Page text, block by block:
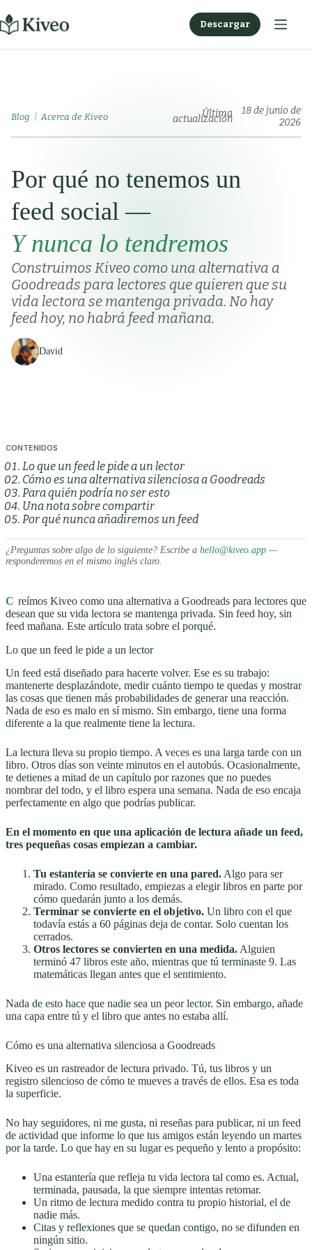
al
contenido
Descargar
Blog Acerca de Kiveo Última
actualización
18 de junio de
2026
Por qué no tenemos un
feed social —
Y nunca lo tendremos
Construimos Kiveo como una alternativa a
Goodreads para lectores que quieren que su
vida lectora se mantenga privada. No hay
feed hoy, no habrá feed mañana.
David
CONTENIDOS
Lo que un feed le pide a un lector
Cómo es una alternativa silenciosa a Goodreads
Para quién podría no ser esto
Una nota sobre compartir
Por qué nunca añadiremos un feed
¿Preguntas sobre algo de lo siguiente? Escribe a hello@kiveo.app —
responderemos en el mismo inglés claro.
C reímos Kiveo como una alternativa a Goodreads para lectores que
desean que su vida lectora se mantenga privada. Sin feed hoy, sin
feed mañana. Este artículo trata sobre el porqué.
Lo que un feed le pide a un lector
Un feed está diseñado para hacerte volver. Ese es su trabajo:
mantenerte desplazándote, medir cuánto tiempo te quedas y mostrar
las cosas que tienen más probabilidades de generar una reacción.
Nada de eso es malo en sí mismo. Sin embargo, tiene una forma
diferente a la que realmente tiene la lectura.
La lectura lleva su propio tiempo. A veces es una larga tarde con un
libro. Otros días son veinte minutos en el autobús. Ocasionalmente,
te detienes a mitad de un capítulo por razones que no puedes
nombrar del todo, y el libro espera una semana. Nada de eso encaja
perfectamente en algo que podrías publicar.
En el momento en que una aplicación de lectura añade un feed,
tres pequeñas cosas empiezan a cambiar.
Tu estantería se convierte en una pared. Algo para ser
mirado. Como resultado, empiezas a elegir libros en parte por
cómo quedarán junto a los demás.
Terminar se convierte en el objetivo. Un libro con el que
todavía estás a 60 páginas deja de contar. Solo cuentan los
cerrados.
Otros lectores se convierten en una medida. Alguien
terminó 47 libros este año, mientras que tú terminaste 9. Las
matemáticas llegan antes que el sentimiento.
Nada de esto hace que nadie sea un peor lector. Sin embargo, añade
una capa entre tú y el libro que antes no estaba allí.
Cómo es una alternativa silenciosa a Goodreads
Kiveo es un rastreador de lectura privado. Tú, tus libros y un
registro silencioso de cómo te mueves a través de ellos. Esa es toda
la superficie.
No hay seguidores, ni me gusta, ni reseñas para publicar, ni un feed
de actividad que informe lo que tus amigos están leyendo un martes
por la tarde. Lo que hay en su lugar es pequeño y lento a propósito:
Una estantería que refleja tu vida lectora tal como es. Actual,
terminada, pausada, la que siempre intentas retomar.
Un ritmo de lectura medido contra tu propio historial, el de
nadie más.
Citas y reflexiones que se quedan contigo, no se difunden en
ningún sitio.